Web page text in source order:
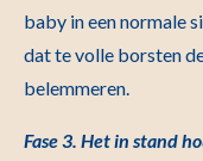
baby in een normale
dat te volle borsten
belemmeren.
Fase 3. Het in stand